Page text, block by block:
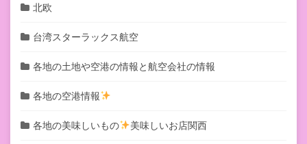
北欧
台湾スターラックス航空
各地の土地や空港の情報と航空会社の情報
各地の空港情報
各地の美味しいもの 美味しいお店関西